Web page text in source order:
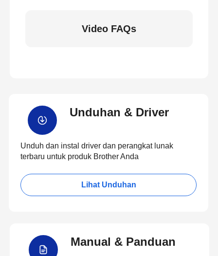
Video FAQs
Unduhan & Driver
Unduh dan instal driver dan perangkat lunak
terbaru untuk produk Brother Anda
Lihat Unduhan
Manual & Panduan